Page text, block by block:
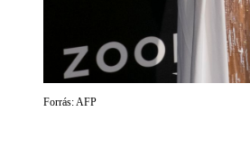
Forrás: AFP